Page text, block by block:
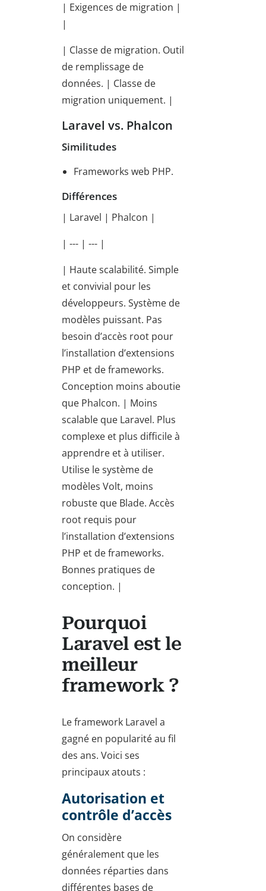
| Exigences de migration |
|
| Classe de migration. Outil
de remplissage de
données. | Classe de
migration uniquement. |
Laravel vs. Phalcon
Similitudes
Frameworks web PHP.
Différences
| Laravel | Phalcon |
| --- | --- |
| Haute scalabilité. Simple
et convivial pour les
développeurs. Système de
modèles puissant. Pas
besoin d’accès root pour
l’installation d’extensions
PHP et de frameworks.
Conception moins aboutie
que Phalcon. | Moins
scalable que Laravel. Plus
complexe et plus difficile à
apprendre et à utiliser.
Utilise le système de
modèles Volt, moins
robuste que Blade. Accès
root requis pour
l’installation d’extensions
PHP et de frameworks.
Bonnes pratiques de
conception. |
Pourquoi
Laravel est le
meilleur
framework ?
Le framework Laravel a
gagné en popularité au fil
des ans. Voici ses
principaux atouts :
Autorisation et
contrôle d’accès
On considère
généralement que les
données réparties dans
différentes bases de